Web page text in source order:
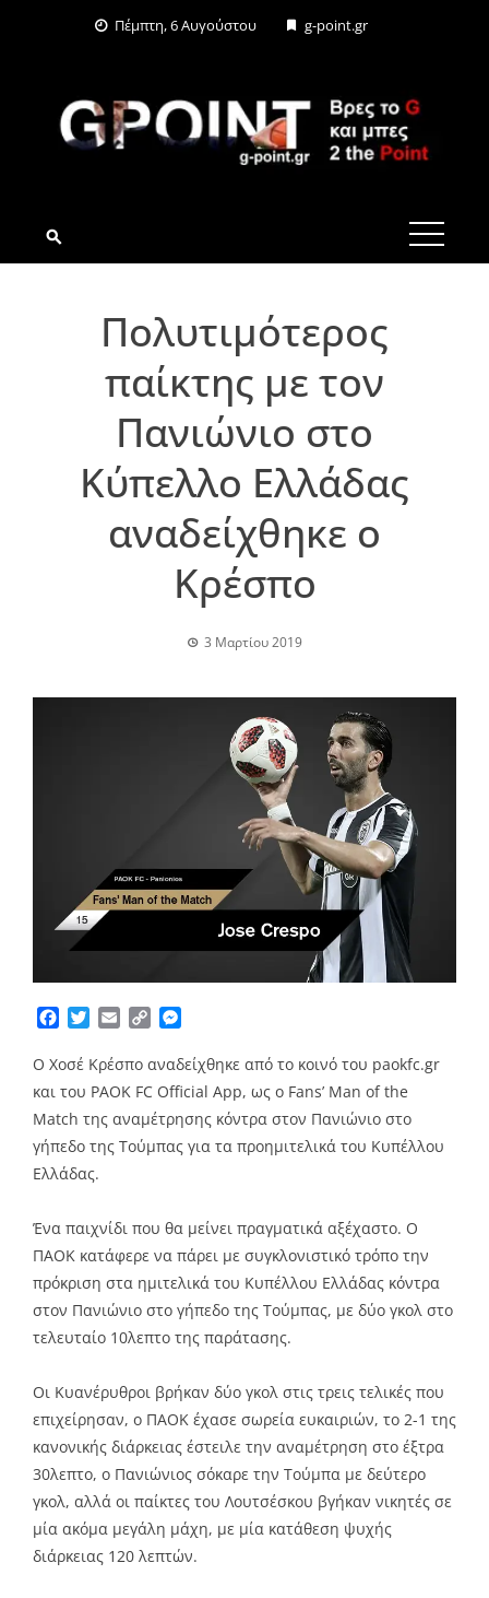
Πέμπτη, 6 Αυγούστου g-point.gr
G-POINT.GR
Πολυτιμότερος
παίκτης με τον
Πανιώνιο στο
Κύπελλο Ελλάδας
αναδείχθηκε ο
Κρέσπο
3 Μαρτίου 2019
Facebook
TwitterEmailCopy
Ο Χοσέ Κρέσπο αναδείχθηκε από το κοινό του paokfc.gr
και του PAOK FC Official App, ως ο Fans’ Man of the
Match της αναμέτρησης κόντρα στον Πανιώνιο στο
γήπεδο της Τούμπας για τα προημιτελικά του Κυπέλλου
Ελλάδας.
Ένα παιχνίδι που θα μείνει πραγματικά αξέχαστο. Ο
ΠΑΟΚ κατάφερε να πάρει με συγκλονιστικό τρόπο την
πρόκριση στα ημιτελικά του Κυπέλλου Ελλάδας κόντρα
στον Πανιώνιο στο γήπεδο της Τούμπας, με δύο γκολ στο
τελευταίο 10λεπτο της παράτασης.
Οι Κυανέρυθροι βρήκαν δύο γκολ στις τρεις τελικές που
επιχείρησαν, ο ΠΑΟΚ έχασε σωρεία ευκαιριών, το 2-1 της
κανονικής διάρκειας έστειλε την αναμέτρηση στο έξτρα
30λεπτο, ο Πανιώνιος σόκαρε την Τούμπα με δεύτερο
γκολ, αλλά οι παίκτες του Λουτσέσκου βγήκαν νικητές σε
μία ακόμα μεγάλη μάχη, με μία κατάθεση ψυχής
διάρκειας 120 λεπτών.